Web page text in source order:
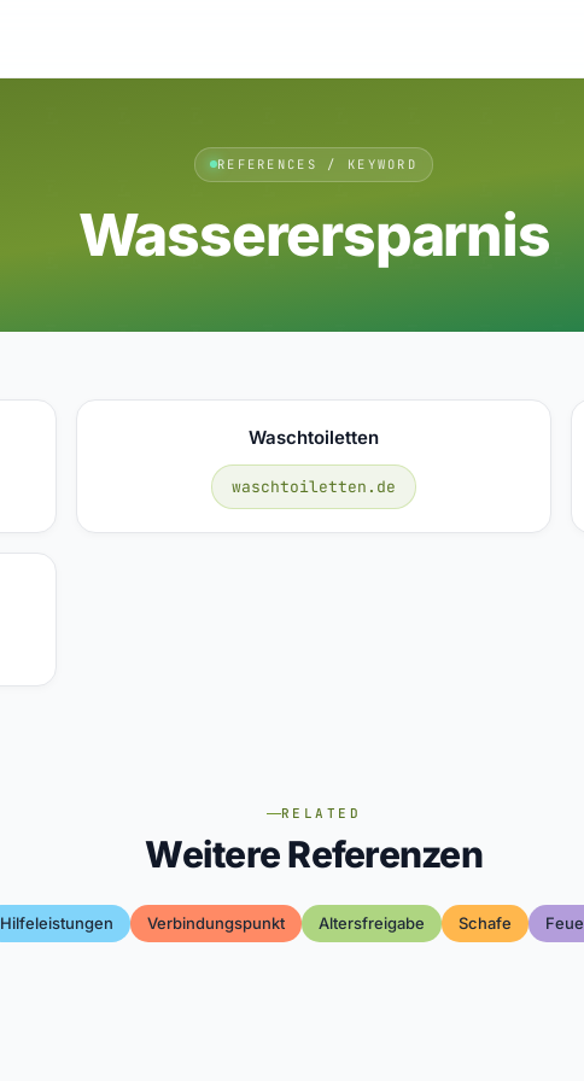
REFERENCES / KEYWORD
Wasserersparnis
Waschtoiletten
waschtoiletten.de
RELATED
Weitere Referenzen
Hilfeleistungen Verbindungspunkt Altersfreigabe Schafe